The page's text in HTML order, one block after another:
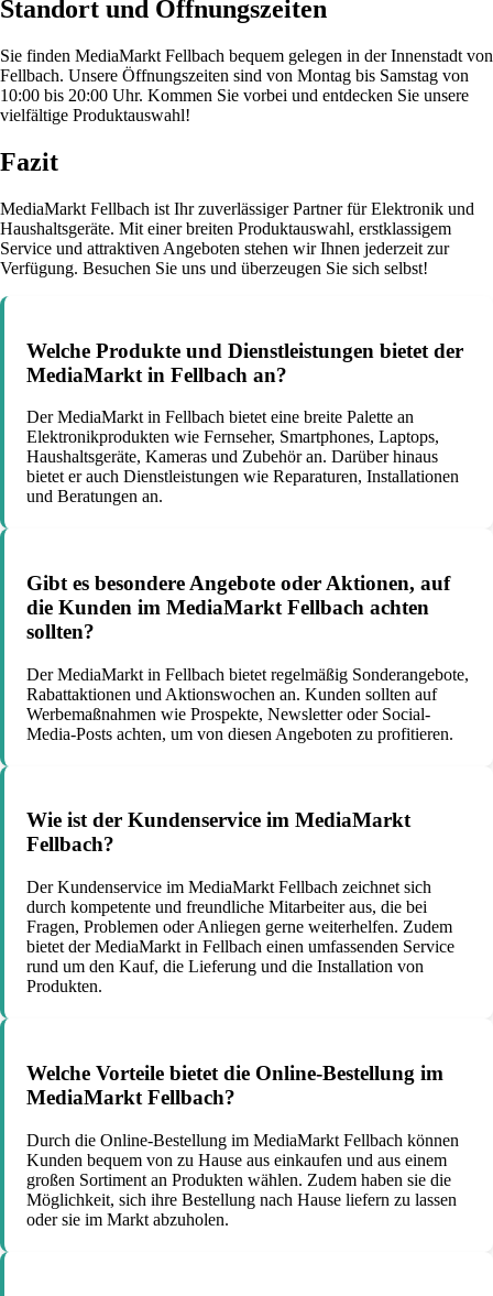
Standort und Öffnungszeiten
Sie finden MediaMarkt Fellbach bequem gelegen in der Innenstadt von
Fellbach. Unsere Öffnungszeiten sind von Montag bis Samstag von
10:00 bis 20:00 Uhr. Kommen Sie vorbei und entdecken Sie unsere
vielfältige Produktauswahl!
Fazit
MediaMarkt Fellbach ist Ihr zuverlässiger Partner für Elektronik und
Haushaltsgeräte. Mit einer breiten Produktauswahl, erstklassigem
Service und attraktiven Angeboten stehen wir Ihnen jederzeit zur
Verfügung. Besuchen Sie uns und überzeugen Sie sich selbst!
Welche Produkte und Dienstleistungen bietet der
MediaMarkt in Fellbach an?
Der MediaMarkt in Fellbach bietet eine breite Palette an
Elektronikprodukten wie Fernseher, Smartphones, Laptops,
Haushaltsgeräte, Kameras und Zubehör an. Darüber hinaus
bietet er auch Dienstleistungen wie Reparaturen, Installationen
und Beratungen an.
Gibt es besondere Angebote oder Aktionen, auf
die Kunden im MediaMarkt Fellbach achten
sollten?
Der MediaMarkt in Fellbach bietet regelmäßig Sonderangebote,
Rabattaktionen und Aktionswochen an. Kunden sollten auf
Werbemaßnahmen wie Prospekte, Newsletter oder Social-
Media-Posts achten, um von diesen Angeboten zu profitieren.
Wie ist der Kundenservice im MediaMarkt
Fellbach?
Der Kundenservice im MediaMarkt Fellbach zeichnet sich
durch kompetente und freundliche Mitarbeiter aus, die bei
Fragen, Problemen oder Anliegen gerne weiterhelfen. Zudem
bietet der MediaMarkt in Fellbach einen umfassenden Service
rund um den Kauf, die Lieferung und die Installation von
Produkten.
Welche Vorteile bietet die Online-Bestellung im
MediaMarkt Fellbach?
Durch die Online-Bestellung im MediaMarkt Fellbach können
Kunden bequem von zu Hause aus einkaufen und aus einem
großen Sortiment an Produkten wählen. Zudem haben sie die
Möglichkeit, sich ihre Bestellung nach Hause liefern zu lassen
oder sie im Markt abzuholen.